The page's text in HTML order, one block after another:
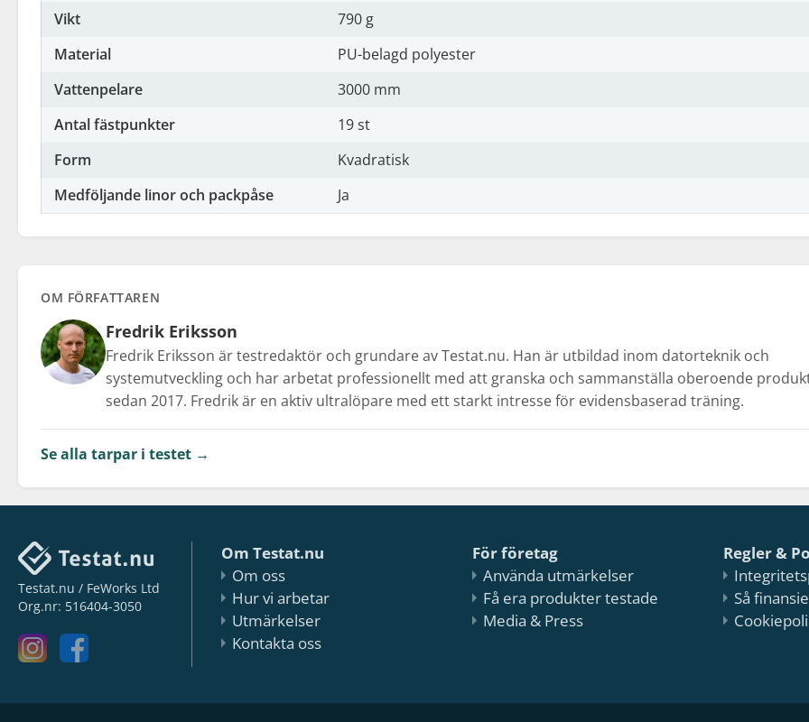
Vikt
790 g
Material
PU-belagd polyester
Vattenpelare
3000 mm
Antal fästpunkter
19 st
Form
Kvadratisk
Medföljande linor och packpåse
Ja
OM FÖRFATTAREN
Fredrik Eriksson
Fredrik Eriksson är testredaktör och grundare av Testat.nu. Han är utbildad inom datorteknik och
systemutveckling och har arbetat professionellt med att granska och sammanställa oberoende
sedan 2017. Fredrik är en aktiv ultralöpare med ett starkt intresse för evidensbaserad träning.
Se alla tarpar i testet →
Testat.nu / FeWorks Ltd
Org.nr: 516404-3050
Om Testat.nu
Om oss
Hur vi arbetar
Utmärkelser
Kontakta oss
För företag
Använda utmärkelser
Få era produkter testade
Media & Press
Regler &
Så